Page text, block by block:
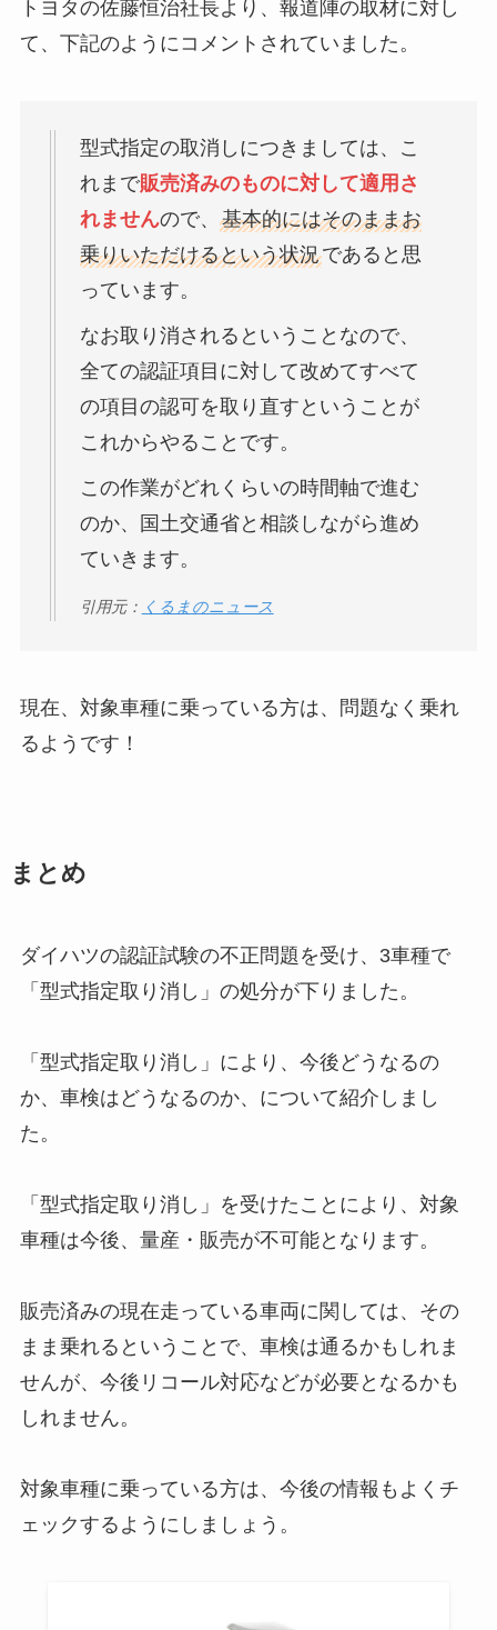
トヨタの佐藤恒治社長より、報道陣の取材に対し
て、下記のようにコメントされていました。
型式指定の取消しにつきましては、こ
れまで販売済みのものに対して適用さ
れませんので、 基本的にはそのままお
乗りいただけるという状況であると思
っています。
なお取り消されるということなので、
全ての認証項目に対して改めてすべて
の項目の認可を取り直すということが
これからやることです。
この作業がどれくらいの時間軸で進む
のか、国土交通省と相談しながら進め
ていきます。
引用元： くるまのニュース
現在、対象車種に乗っている方は、問題なく乗れ
るようです！
まとめ
ダイハツの認証試験の不正問題を受け、3車種で
「型式指定取り消し」の処分が下りました。
「型式指定取り消し」により、今後どうなるの
か、車検はどうなるのか、について紹介しまし
た。
「型式指定取り消し」を受けたことにより、対象
車種は今後、量産・販売が不可能となります。
販売済みの現在走っている車両に関しては、その
まま乗れるということで、車検は通るかもしれま
せんが、今後リコール対応などが必要となるかも
しれません。
対象車種に乗っている方は、今後の情報もよくチ
ェックするようにしましょう。